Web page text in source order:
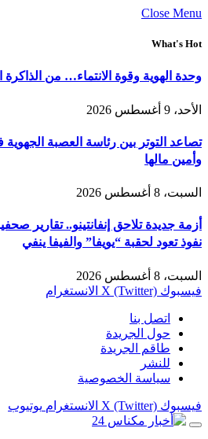
Close Menu
What's Hot
وحدة الهوية وقوة الانتماء… من الذاكرة
الأحد، 9 أغسطس 2026
تصاعد التوتر بين رئاسة العصبة
وأمين مالها
السبت، 8 أغسطس 2026
أزمة جديدة تلاحق إنفانتينو.. تقارير
نفوذ تعود لحقبة “يويفا” والفيفا ينفي
السبت، 8 أغسطس 2026
فيسبوك X (Twitter) الانستغرام
اتصل بنا
حول الجريدة
طاقم الجريدة
للنشر
سياسة الخصوصية
فيسبوك X (Twitter) الانستغرام يوتيوب